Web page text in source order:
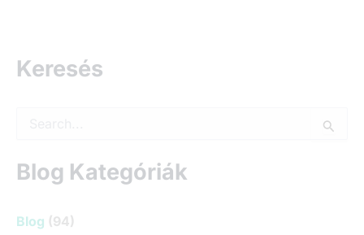
Keresés
r
c
o
Blog Kategóriák
Blog (94)